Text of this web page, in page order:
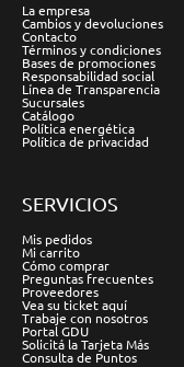
La empresa
Cambios y devoluciones
Contacto
Términos y condiciones
Bases de promociones
Responsabilidad social
Línea de Transparencia
Sucursales
Catálogo
Política energética
Política de privacidad
SERVICIOS
Mis pedidos
Mi carrito
Cómo comprar
Preguntas frecuentes
Proveedores
Vea su ticket aquí
Trabaje con nosotros
Portal GDU
Solicitá la Tarjeta Más
Consulta de Puntos